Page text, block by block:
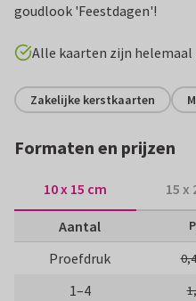
goudlook 'Feestdagen'!
Alle kaarten zijn helemaal
Zakelijke kerstkaarten
Formaten en prijzen
10 x 15 cm 15 x
Aantal
Proefdruk
1–4